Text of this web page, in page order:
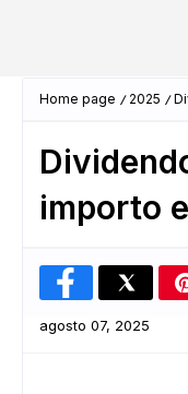
Home page 2025
importo
agosto 07, 2025